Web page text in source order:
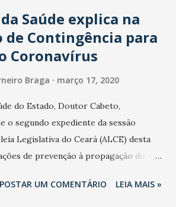
Saúde explica na
de Contingência para
Coronavírus
Braga março 17, 2020
do Estado, Doutor Cabeto,
o segundo expediente da sessão
Legislativa do Ceará (ALCE) desta
de prevenção à propagação do
do Estado na contenção da
POSTAR UM COMENTÁRIO LEIA MAIS »